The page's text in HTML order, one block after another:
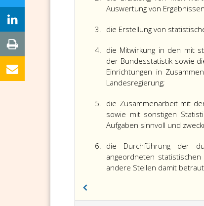
Auswertung von
3. die Erstellung von
4. die Mitwirkung in den mit
der Bundesstatistik sowie
Einrichtungen in
Landesregierung;
5. die Zusammenarbeit mit
sowie mit sonstigen
Aufgaben sinnvoll und
6. die Durchführung der
angeordneten
andere Stellen damit